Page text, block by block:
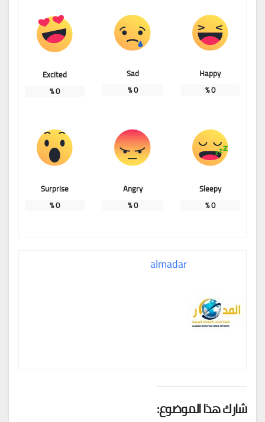
Happy
0
%
Sad
0
%
Excited
0
%
Sleepy
0
%
Angry
0
%
Surprise
0
%
almadar
شارك هذا الموضوع: